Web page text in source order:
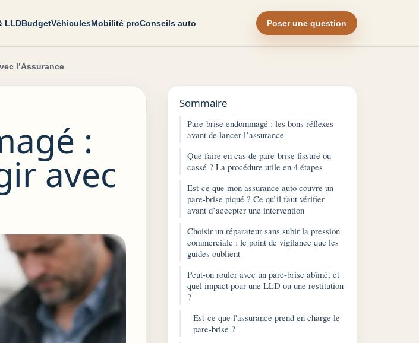
LLDBudgetVéhiculesMobilité proConseils auto Poser une question
l’Assurance
:
avec
Sommaire
Pare-brise endommagé : les bons réflexes
avant de lancer l’assurance
Que faire en cas de pare-brise fissuré ou
cassé ? La procédure utile en 4 étapes
Est-ce que mon assurance auto couvre un
pare-brise piqué ? Ce qu’il faut vérifier
avant d’accepter une intervention
Choisir un réparateur sans subir la pression
commerciale : le point de vigilance que les
guides oublient
Peut-on rouler avec un pare-brise abîmé, et
quel impact pour une LLD ou une restitution
?
Est-ce que l'assurance prend en charge le
pare-brise ?